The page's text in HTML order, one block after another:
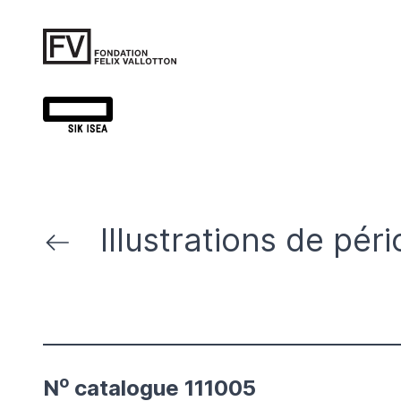
Illustrations de
No catalogue 111005